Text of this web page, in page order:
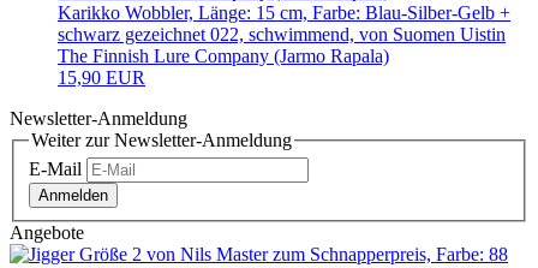
Karikko Wobbler, Länge: 15 cm, Farbe: Blau-Silber-Gelb +
schwarz gezeichnet 022, schwimmend, von Suomen Uistin
The Finnish Lure Company (Jarmo Rapala)
15,90 EUR
Newsletter-Anmeldung
Weiter zur Newsletter-Anmeldung
E-Mail
Anmelden
Angebote